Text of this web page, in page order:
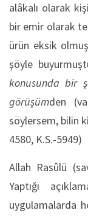
alâkalı olarak
bir emir olarak
ürün eksik
şöyle
konusunda bir
görüşümden
söylersem, bilin
4580, K.S.-5949)
Allah Rasûlü
Yaptığı
uygulamalarda